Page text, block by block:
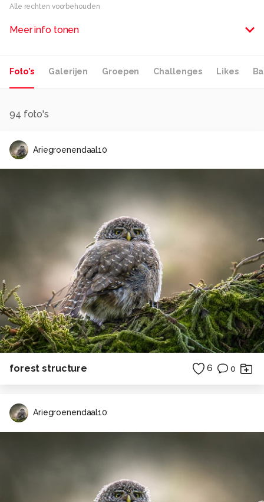
Alle rechten voorbehouden
Meer info tonen
Foto's Galerijen Groepen Challenges Likes
94 foto's
Ariegroenendaal10
forest structure 6 0
Ariegroenendaal10